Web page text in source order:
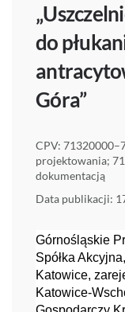
do
Góra”
CPV:
projektowania;
dokumentacją
Data publikacji:
Górnośląskie
Spółka
Katowice,
Katowice-